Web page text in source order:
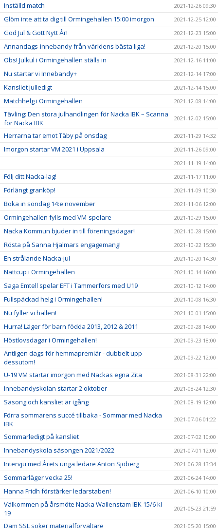
Inställd match 2021-12-26 09:30
Glöm inte att ta dig till Ormingehallen 15:00 imorgon 2021-12-25 12:00
God Jul & Gott Nytt År! 2021-12-23 15:00
Annandags-innebandy från världens bästa liga! 2021-12-20 15:00
Obs! Julkul i Ormingehallen ställs in 2021-12-16 11:00
Nu startar vi Innebandy+ 2021-12-14 17:00
Kansliet julledigt 2021-12-14 15:00
Matchhelg i Ormingehallen 2021-12-08 14:00
Tävling: Den stora julhandlingen för Nacka IBK – Scanna
för Nacka IBK
2021-12-02 15:00
Herrarna tar emot Täby på onsdag 2021-11-29 14:32
Imorgon startar VM 2021 i Uppsala
2021-11-26 09:00
2021-11-19 14:00
Följ ditt Nacka-lag! 2021-11-17 11:00
Förlängt granköp! 2021-11-09 10:30
Boka in söndag 14:e november 2021-11-06 12:00
Ormingehallen fylls med VM-spelare 2021-10-29 15:00
Nacka Kommun bjuder in till föreningsdagar! 2021-10-28 15:00
Rösta på Sanna Hjalmars engagemang! 2021-10-22 15:30
En strålande Nacka-jul 2021-10-20 14:30
Nattcup i Ormingehallen 2021-10-14 16:00
Saga Emtell spelar EFT i Tammerfors med U19 2021-10-12 14:00
Fullspäckad helg i Ormingehallen! 2021-10-08 16:30
Nu fyller vi hallen! 2021-10-01 15:00
Hurra! Läger för barn födda 2013, 2012 & 2011 2021-09-28 14:00
Höstlovsdagar i Ormingehallen! 2021-09-23 18:00
Äntligen dags för hemmapremiär - dubbelt upp
dessutom!
2021-09-22 12:00
U-19 VM startar imorgon med Nackas egna Zita 2021-08-31 22:00
Innebandyskolan startar 2 oktober 2021-08-24 12:30
Säsong och kansliet är igång 2021-08-19 12:00
Förra sommarens succé tillbaka - Sommar med Nacka
IBK
2021-07-06 01:22
Sommarledigt på kansliet 2021-07-02 10:00
Innebandyskola säsongen 2021/2022 2021-07-01 12:00
Intervju med Årets unga ledare Anton Sjöberg 2021-06-28 13:34
Sommarläger vecka 25! 2021-06-24 14:00
Hanna Fridh förstärker ledarstaben! 2021-06-10 10:00
Välkommen på årsmöte Nacka Wallenstam IBK 15/6 kl
19
2021-05-23 21:59
Dam SSL söker materialförvaltare 2021-05-20 15:00